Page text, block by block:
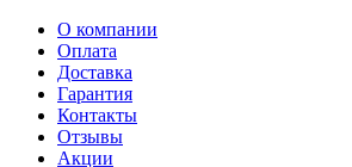
О компании
Оплата
Доставка
Гарантия
Контакты
Отзывы
Акции